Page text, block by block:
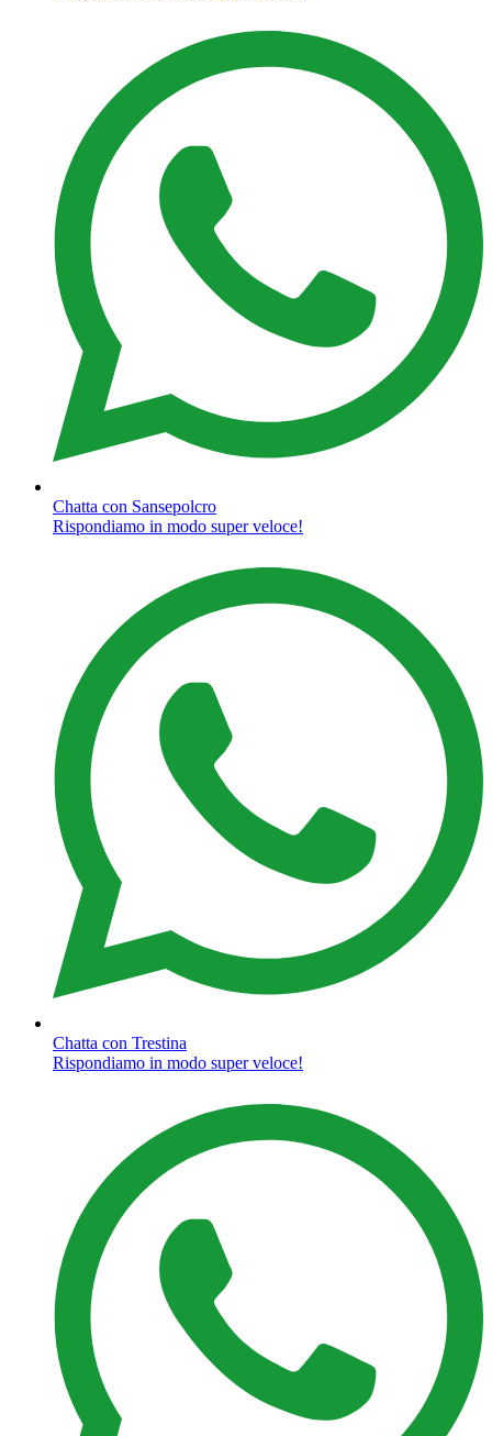
Chatta con Sansepolcro
Rispondiamo in modo super veloce!
Chatta con Trestina
Rispondiamo in modo super veloce!